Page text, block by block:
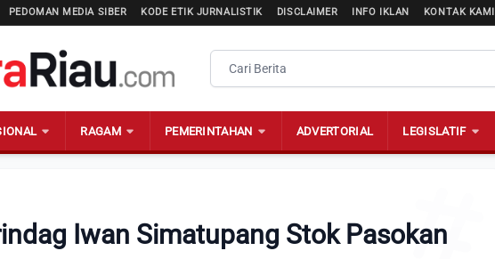
PEDOMAN MEDIA SIBER KODE ETIK JURNALISTIK DISCLAIMER INFO IKLAN KONTAK KAMI
RAGAM PEMERINTAHAN ADVERTORIAL LEGISLATIF
Iwan Simatupang Stok Pasokan